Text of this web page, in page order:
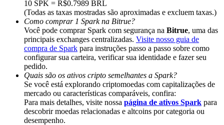
Deposit CASHCAT & Win
Share 500000 CASHCAT prize pool
Exclusive for BitMart Users
Register & Trade to Win 500,000 USDT
10 SPK = R$0.7989 BRL
(Todas as taxas mostradas são aproximadas e excluem taxas.)
Como comprar 1 Spark na Bitrue?
Você pode comprar Spark com segurança na Bitrue, uma das
principais exchanges centralizadas. Visite nosso guia de
compra de Spark para instruções passo a passo sobre como
configurar sua carteira, verificar sua identidade e fazer seu
pedido.
Quais são os ativos cripto semelhantes a Spark?
Se você está explorando criptomoedas com capitalizações de
mercado ou características comparáveis, confira:
Para mais detalhes, visite nossa página de ativos Spark para
descobrir moedas relacionadas e altcoins por categoria ou
desempenho.